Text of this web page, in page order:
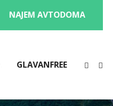
NAJEM AVTODOMA
GLAVANFREE